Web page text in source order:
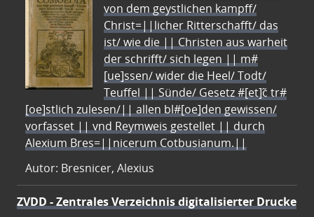
von dem geystlichen kampff/
Christ=||licher Ritterschafft/ das
ist/ wie die || Christen aus warheit
der schrifft/ sich legen || m#
[ue]ssen/ wider die Heel/ Todt/
Teuffel || Sünde/ Gesetz #[et]c̃ tr#
[oe]stlich zulesen/|| allen bl#[oe]den gewissen/
vorfasset || vnd Reymweis gestellet || durch
Alexium Bres=||nicerum Cotbusianum.||
Autor: Bresnicer, Alexius
ZVDD - Zentrales Verzeichnis digitalisierter Drucke